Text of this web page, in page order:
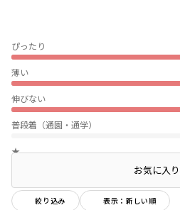
ぴったり
薄い
伸びない
普段着（通園・通学）
★
絞り込み 表示：新しい順
お気に入